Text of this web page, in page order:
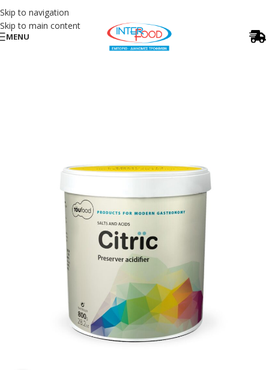
Skip to navigation
Skip to main content
MENU